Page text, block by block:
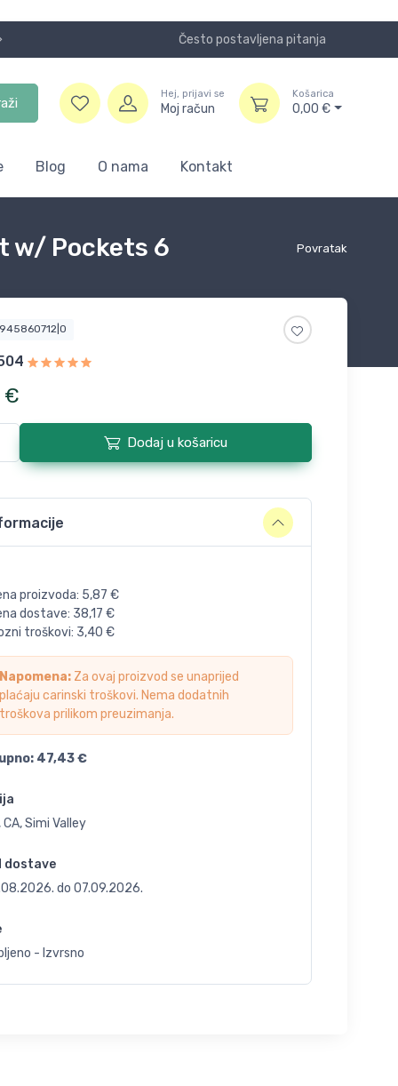
Često postavljena pitanja
Hej, prijavi se
Moj račun
Košarica
0,00 €
Blog O nama Kontakt
Povratak
w/ Pockets 6
€
Dodaj u košaricu
proizvoda: 5,87 €
dostave: 38,17 €
troškovi: 3,40 €
Napomena:Za ovaj proizvod se unaprijed
plaćaju carinski troškovi. Nema dodatnih
troškova prilikom preuzimanja.
47,43€
CA, Simi Valley
dostave
do 07.09.2026.
- Izvrsno